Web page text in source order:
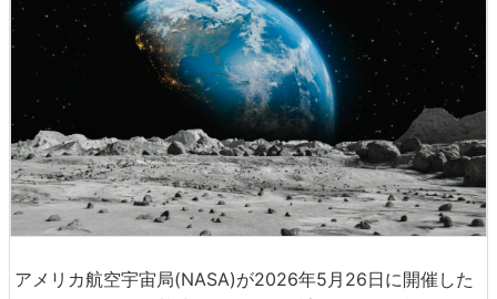
アメリカ航空宇宙局(NASA)が2026年5月26日に開催した